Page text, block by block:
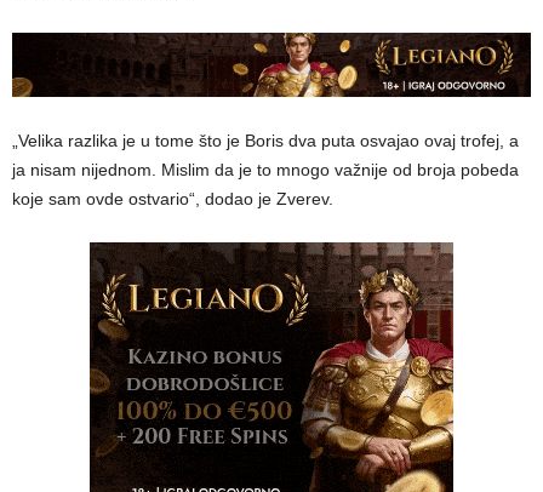
„Velika razlika je u tome što je Boris dva puta osvajao ovaj trofej, a
ja nisam nijednom. Mislim da je to mnogo važnije od broja pobeda
koje sam ovde ostvario“, dodao je Zverev.